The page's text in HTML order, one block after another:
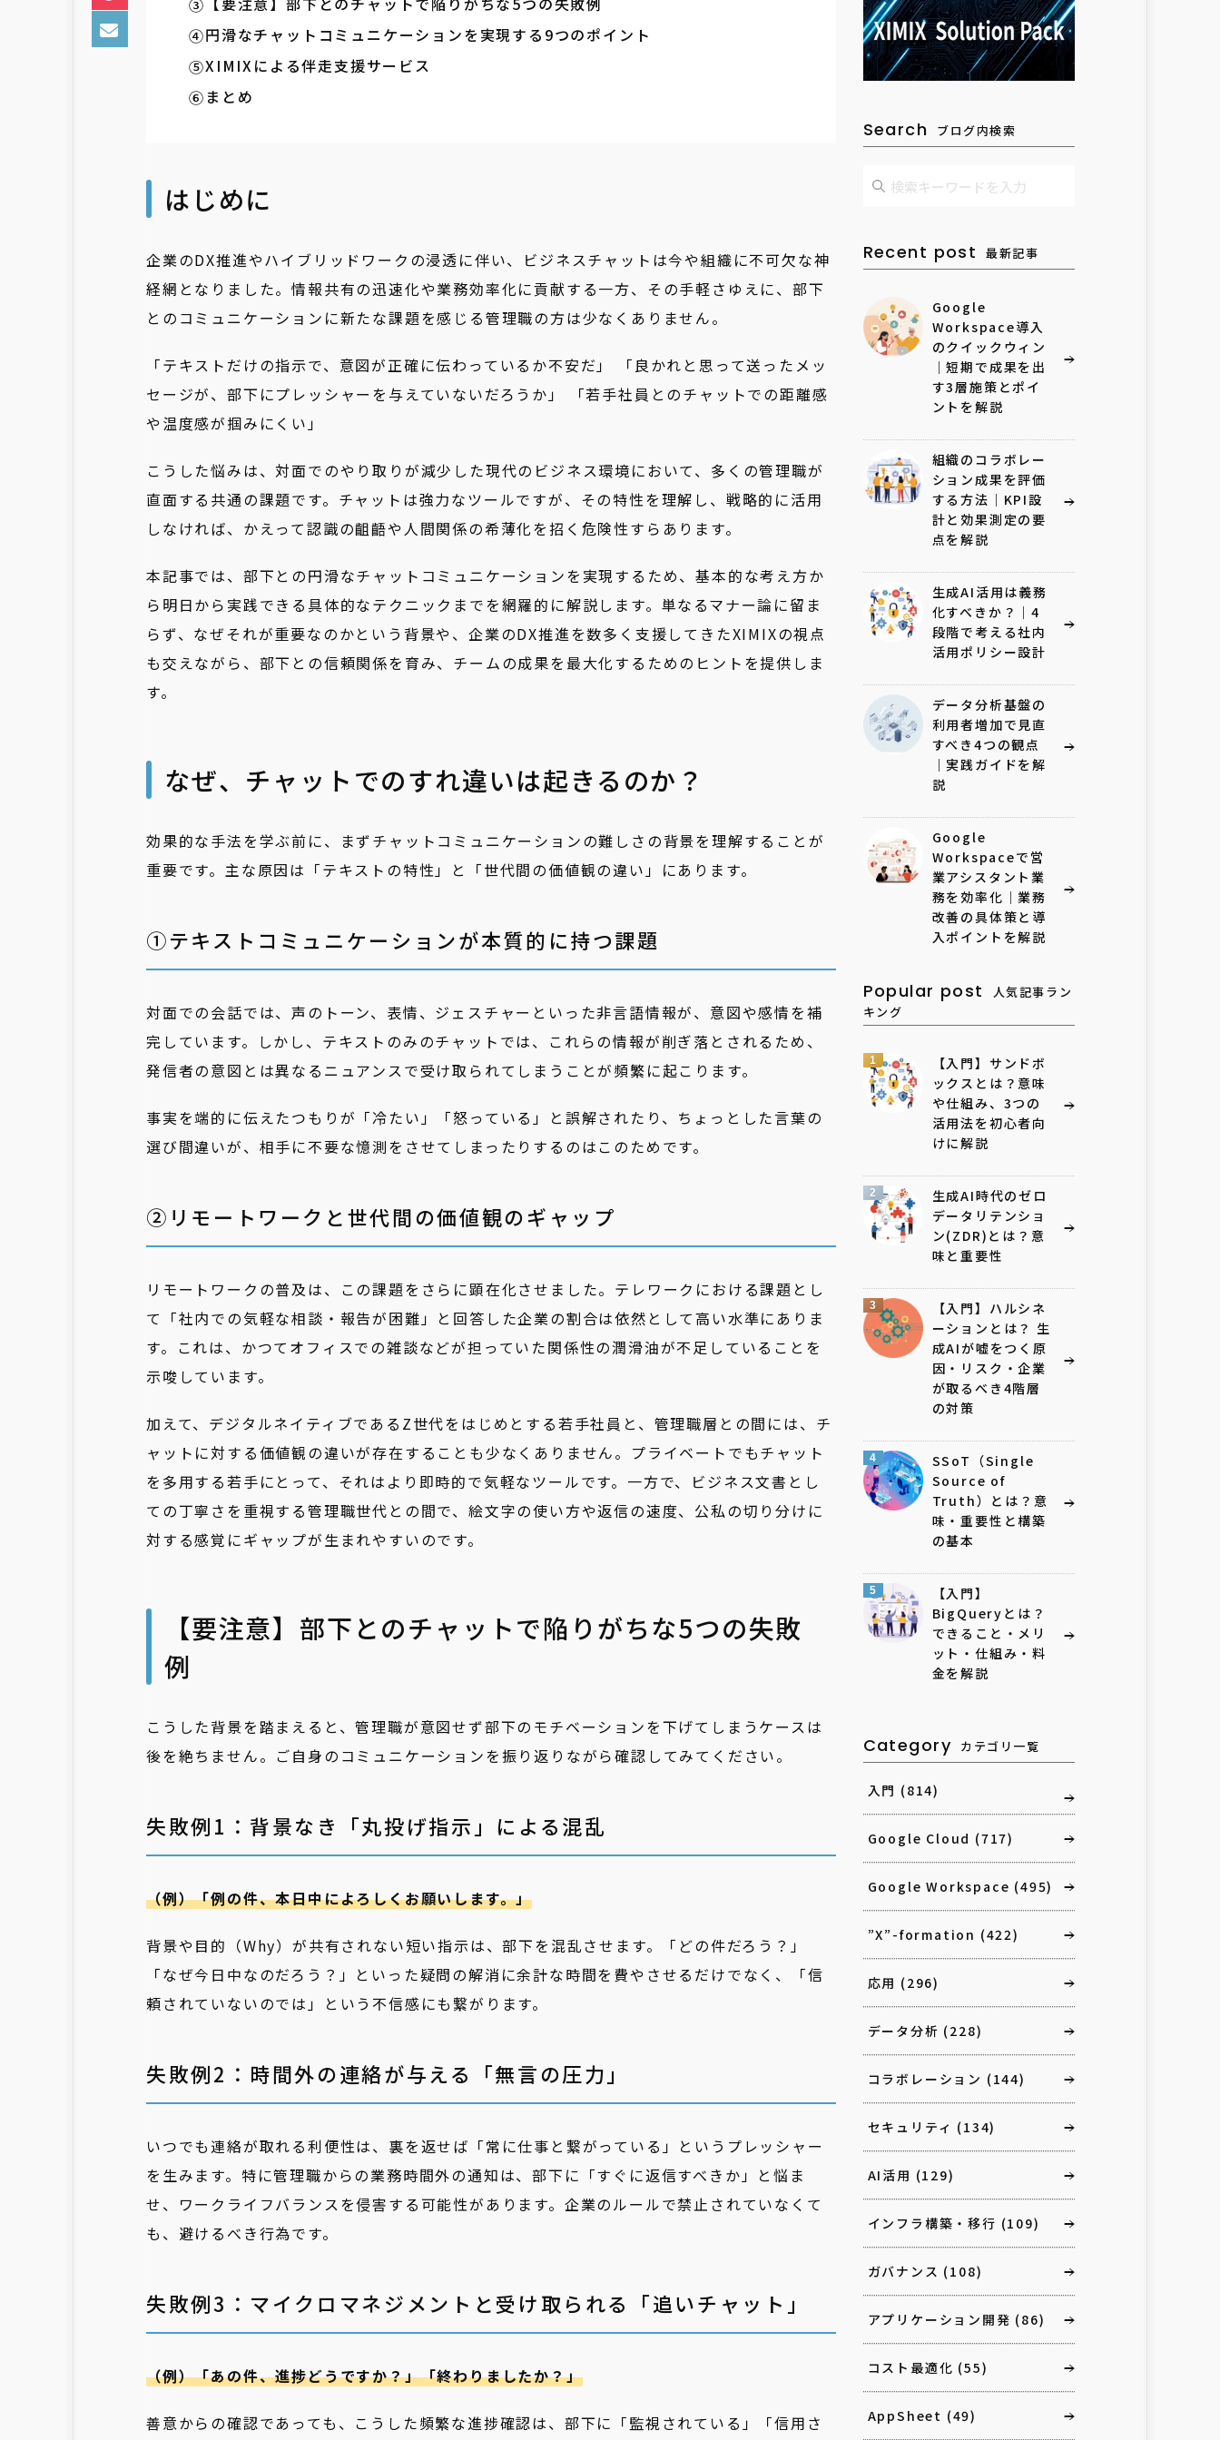
円滑なチャットコミュニケーションを実現する9つのポイント
XIMIXによる伴走支援サービス
まとめ
はじめに
企業のDX推進やハイブリッドワークの浸透に伴い、ビジネスチャットは今や組織に不可欠な神
経網となりました。情報共有の迅速化や業務効率化に貢献する一方、その手軽さゆえに、部下
とのコミュニケーションに新たな課題を感じる管理職の方は少なくありません。
「テキストだけの指示で、意図が正確に伝わっているか不安だ」 「良かれと思って送ったメッ
セージが、部下にプレッシャーを与えていないだろうか」 「若手社員とのチャットでの距離感
や温度感が掴みにくい」
こうした悩みは、対面でのやり取りが減少した現代のビジネス環境において、多くの管理職が
直面する共通の課題です。チャットは強力なツールですが、その特性を理解し、戦略的に活用
しなければ、かえって認識の齟齬や人間関係の希薄化を招く危険性すらあります。
本記事では、部下との円滑なチャットコミュニケーションを実現するため、基本的な考え方か
ら明日から実践できる具体的なテクニックまでを網羅的に解説します。単なるマナー論に留ま
らず、なぜそれが重要なのかという背景や、企業のDX推進を数多く支援してきたXIMIXの視点
も交えながら、部下との信頼関係を育み、チームの成果を最大化するためのヒントを提供しま
す。
なぜ、チャットでのすれ違いは起きるのか？
効果的な手法を学ぶ前に、まずチャットコミュニケーションの難しさの背景を理解することが
重要です。主な原因は「テキストの特性」と「世代間の価値観の違い」にあります。
①テキストコミュニケーションが本質的に持つ課題
対面での会話では、声のトーン、表情、ジェスチャーといった非言語情報が、意図や感情を補
完しています。しかし、テキストのみのチャットでは、これらの情報が削ぎ落とされるため、
発信者の意図とは異なるニュアンスで受け取られてしまうことが頻繁に起こります。
事実を端的に伝えたつもりが「冷たい」「怒っている」と誤解されたり、ちょっとした言葉の
選び間違いが、相手に不要な憶測をさせてしまったりするのはこのためです。
②リモートワークと世代間の価値観のギャップ
リモートワークの普及は、この課題をさらに顕在化させました。テレワークにおける課題とし
て「社内での気軽な相談・報告が困難」と回答した企業の割合は依然として高い水準にありま
す。これは、かつてオフィスでの雑談などが担っていた関係性の潤滑油が不足していることを
示唆しています。
加えて、デジタルネイティブであるZ世代をはじめとする若手社員と、管理職層との間には、チ
ャットに対する価値観の違いが存在することも少なくありません。プライベートでもチャット
を多用する若手にとって、それはより即時的で気軽なツールです。一方で、ビジネス文書とし
ての丁寧さを重視する管理職世代との間で、絵文字の使い方や返信の速度、公私の切り分けに
対する感覚にギャップが生まれやすいのです。
【要注意】部下とのチャットで陥りがちな5つの失敗
例
こうした背景を踏まえると、管理職が意図せず部下のモチベーションを下げてしまうケースは
後を絶ちません。ご自身のコミュニケーションを振り返りながら確認してみてください。
失敗例1：背景なき「丸投げ指示」による混乱
（例）「例の件、本日中によろしくお願いします。」
背景や目的（Why）が共有されない短い指示は、部下を混乱させます。「どの件だろう？」
「なぜ今日中なのだろう？」といった疑問の解消に余計な時間を費やさせるだけでなく、「信
頼されていないのでは」という不信感にも繋がります。
失敗例2：時間外の連絡が与える「無言の圧力」
いつでも連絡が取れる利便性は、裏を返せば「常に仕事と繋がっている」というプレッシャー
を生みます。特に管理職からの業務時間外の通知は、部下に「すぐに返信すべきか」と悩ま
せ、ワークライフバランスを侵害する可能性があります。企業のルールで禁止されていなくて
も、避けるべき行為です。
失敗例3：マイクロマネジメントと受け取られる「追いチャット」
（例）「あの件、進捗どうですか？」「終わりましたか？」
善意からの確認であっても、こうした頻繁な進捗確認は、部下に「監視されている」「信用さ
Search ブログ内検索
Recent post 最新記事
Google
Workspace導入
のクイックウィン
｜短期で成果を出
す3層施策とポイ
ントを解説
組織のコラボレー
ション成果を評価
する方法｜KPI設
計と効果測定の要
点を解説
生成AI活用は義務
化すべきか？｜4
段階で考える社内
活用ポリシー設計
データ分析基盤の
利用者増加で見直
すべき4つの観点
｜実践ガイドを解
説
Google
Workspaceで営
業アシスタント業
務を効率化｜業務
改善の具体策と導
入ポイントを解説
Popular post
人気記事ラン
キング
1
【入門】サンドボ
ックスとは？意味
や仕組み、3つの
活用法を初心者向
けに解説
2
生成AI時代のゼロ
データリテンショ
ン(ZDR)とは？意
味と重要性
3
【入門】ハルシネ
ーションとは？ 生
成AIが嘘をつく原
因・リスク・企業
が取るべき4階層
の対策
4
SSoT（Single
Source of
Truth）とは？意
味・重要性と構築
の基本
5
【入門】
BigQueryとは？
できること・メリ
ット・仕組み・料
金を解説
Category カテゴリ一覧
入門 (814)
Google Cloud (717)
Google Workspace (495)
”X”-formation (422)
応用 (296)
データ分析 (228)
コラボレーション (144)
セキュリティ (134)
AI活用 (129)
インフラ構築・移行 (109)
ガバナンス (108)
アプリケーション開発 (86)
コスト最適化 (55)
AppSheet (49)